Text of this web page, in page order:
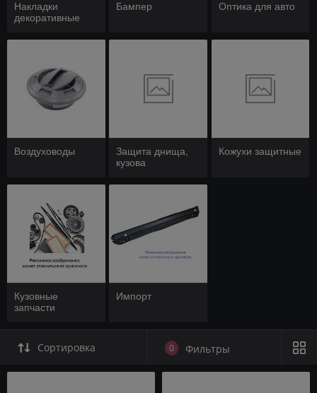
Накладки
декоративные
Бампер Оптика для авто
Воздуховоды
Защита днища,
кузова
Кожухи защитные
Кузовные
запчасти
Импорт
Сортировка 0 Фильтры